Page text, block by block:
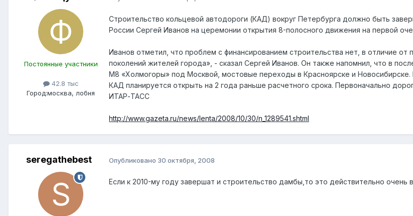
Постоянные участники
42.8 тыс
Город:москва, лобня
Строительство кольцевой автодороги (КАД) вокруг Петербурга должно быть
России Сергей Иванов на церемонии открытия 8-полосного движения на первой
Иванов отметил, что проблем с финансированием строительства нет, в отличие
поколений жителей города», - сказал Сергей Иванов. Он также напомнил, что в
М8 «Холмогоры» под Москвой, мостовые переходы в Красноярске и
КАД планируется открыть на 2 года раньше расчетного срока. Первоначально
ИТАР-ТАСС
http://www.gazeta.ru/news/lenta/2008/10/30/n_1289541.shtml
seregathebest Опубликовано 30 октября, 2008
Если к 2010-му году завершат и строительство дамбы,то это действительно